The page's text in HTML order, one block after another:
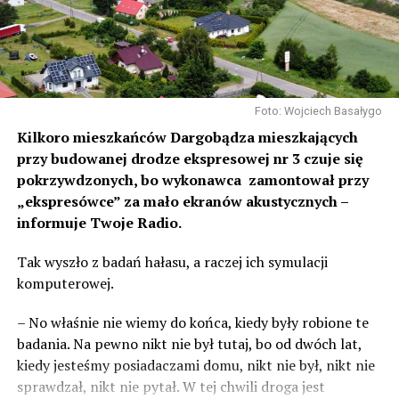
Foto: Wojciech Basałygo
Kilkoro mieszkańców Dargobądza mieszkających
przy budowanej drodze ekspresowej nr 3 czuje się
pokrzywdzonych, bo wykonawca zamontował przy
„ekspresówce” za mało ekranów akustycznych –
informuje Twoje Radio.
Tak wyszło z badań hałasu, a raczej ich symulacji
komputerowej.
– No właśnie nie wiemy do końca, kiedy były robione te
badania. Na pewno nikt nie był tutaj, bo od dwóch lat,
kiedy jesteśmy posiadaczami domu, nikt nie był, nikt nie
sprawdzał, nikt nie pytał. W tej chwili droga jest